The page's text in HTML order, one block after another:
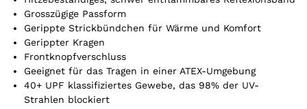
e
l
.
Y
o
u
Grosszügige Passform
Gerippte Strickbündchen für Wärme und Komfort
Gerippter Kragen
Frontknopfverschluss
Geeignet für das Tragen in einer ATEX-Umgebung
40+ UPF klassifiziertes Gewebe, das 98% der UV-
Strahlen blockiert